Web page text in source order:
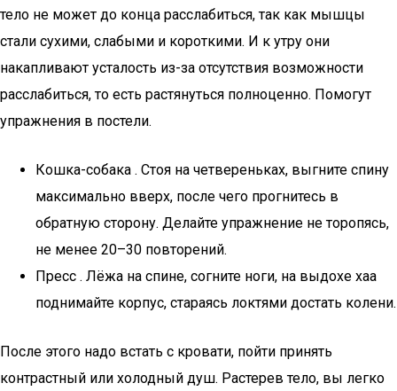
тело не может до конца расслабиться, так как мышцы
стали сухими, слабыми и короткими. И к утру они
накапливают усталость из-за отсутствия возможности
расслабиться, то есть растянуться полноценно. Помогут
упражнения в постели.
Кошка-собака . Стоя на четвереньках, выгните спину
максимально вверх, после чего прогнитесь в
обратную сторону. Делайте упражнение не торопясь,
не менее 20–30 повторений.
Пресс . Лёжа на спине, согните ноги, на выдохе хаа
поднимайте корпус, стараясь локтями достать колени.
После этого надо встать с кровати, пойти принять
контрастный или холодный душ. Растерев тело, вы легко